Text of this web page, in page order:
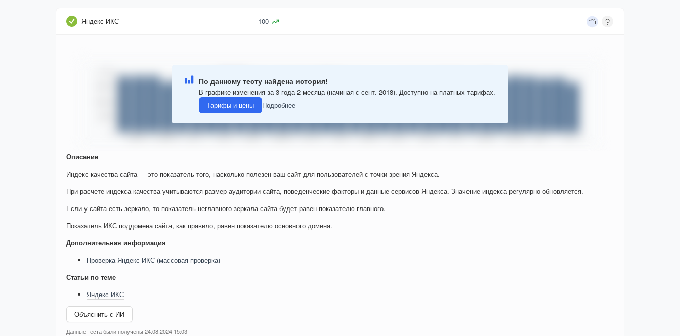
Яндекс ИКС 100
По данному тесту найдена история!
В графике изменения за 3 года 2 месяца (начиная с сент. 2018). Доступно на платных тарифах.
Тарифы и цены
Подробнее
Описание
Индекс качества сайта — это показатель того, насколько полезен ваш сайт для пользователей с точки зрения Яндекса.
При расчете индекса качества учитываются размер аудитории сайта, поведенческие факторы и данные сервисов Яндекса. Значение индекса регулярно обновляется.
Если у сайта есть зеркало, то показатель неглавного зеркала сайта будет равен показателю главного.
Показатель ИКС поддомена сайта, как правило, равен показателю основного домена.
Дополнительная информация
Проверка Яндекс ИКС (массовая проверка)
Статьи по теме
Яндекс ИКС
Объяснить с ИИ
Данные теста были получены 24.08.2024 15:03